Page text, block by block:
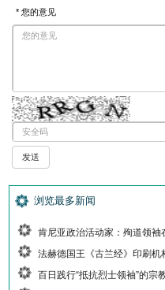
* 您的意见
浏览最多新闻
肯尼亚政治活动家：殉道领
法赫德国王《古兰经》印刷
百日践行“抵抗烈士领袖”的宗